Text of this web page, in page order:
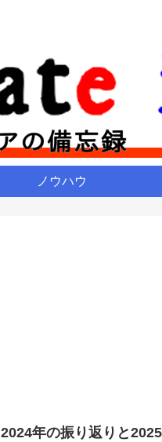
ノウハウ
2024年の振り返りと